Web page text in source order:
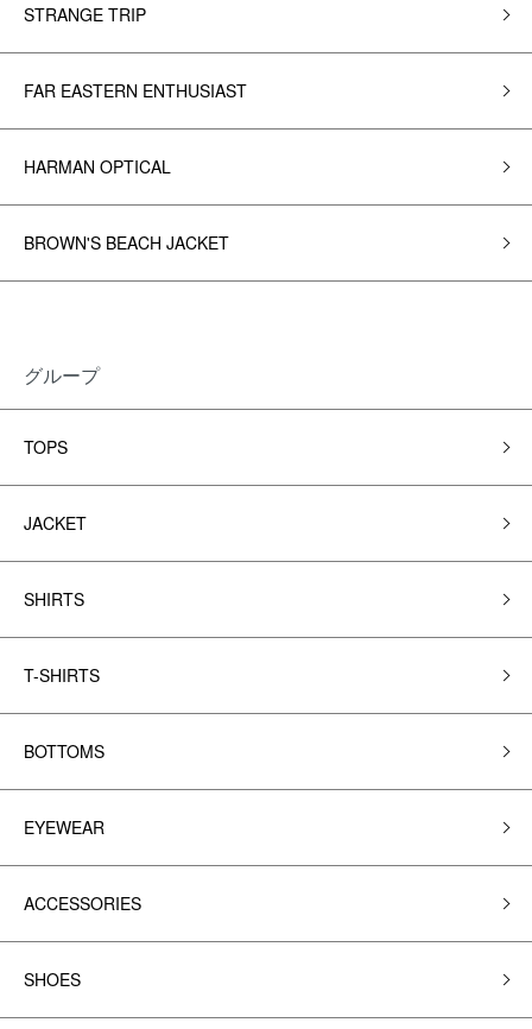
STRANGE TRIP
FAR EASTERN ENTHUSIAST
HARMAN OPTICAL
BROWN'S BEACH JACKET
グループ
TOPS
JACKET
SHIRTS
T-SHIRTS
BOTTOMS
EYEWEAR
ACCESSORIES
SHOES